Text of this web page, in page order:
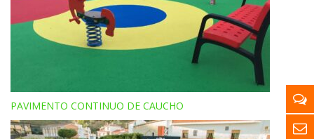
PAVIMENTO CONTINUO DE CAUCHO